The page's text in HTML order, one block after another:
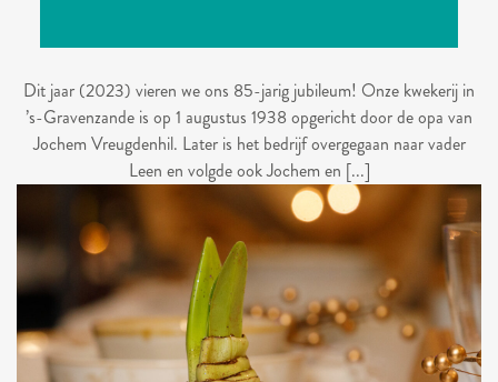
Dit jaar (2023) vieren we ons 85-jarig jubileum! Onze kwekerij in
’s-Gravenzande is op 1 augustus 1938 opgericht door de opa van
Jochem Vreugdenhil. Later is het bedrijf overgegaan naar vader
Leen en volgde ook Jochem en [...]